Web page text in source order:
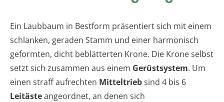
Ein Laubbaum in Bestform präsentiert sich mit einem
schlanken, geraden Stamm und einer harmonisch
geformten, dicht beblätterten Krone. Die Krone selbst
setzt sich zusammen aus einem Gerüstsystem. Um
einen straff aufrechten Mitteltriebsind 4 bis 6
Leitästeangeordnet, an denen sich